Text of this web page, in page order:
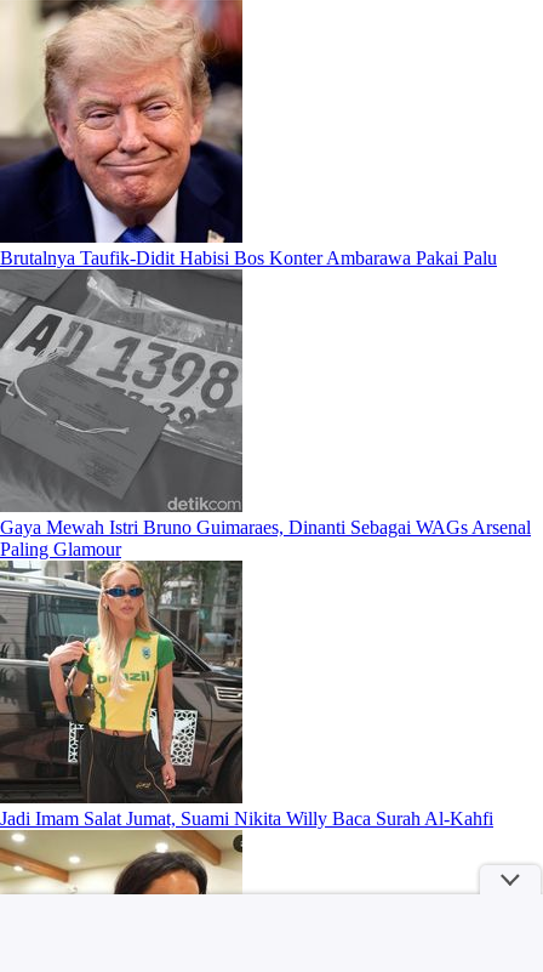
Brutalnya Taufik-Didit Habisi Bos Konter Ambarawa Pakai Palu
Gaya Mewah Istri Bruno Guimaraes, Dinanti Sebagai WAGs Arsenal
Paling Glamour
Jadi Imam Salat Jumat, Suami Nikita Willy Baca Surah Al-Kahfi